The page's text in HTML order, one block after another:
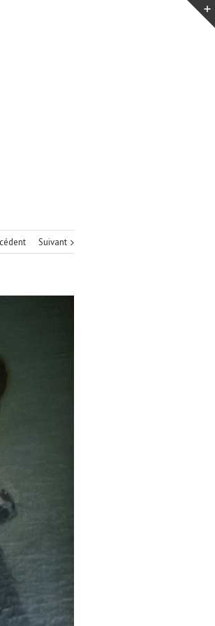
Suivant